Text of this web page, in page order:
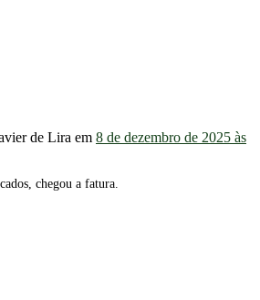
de Lira em 8 de dezembro de 2025 às
chegou a fatura.